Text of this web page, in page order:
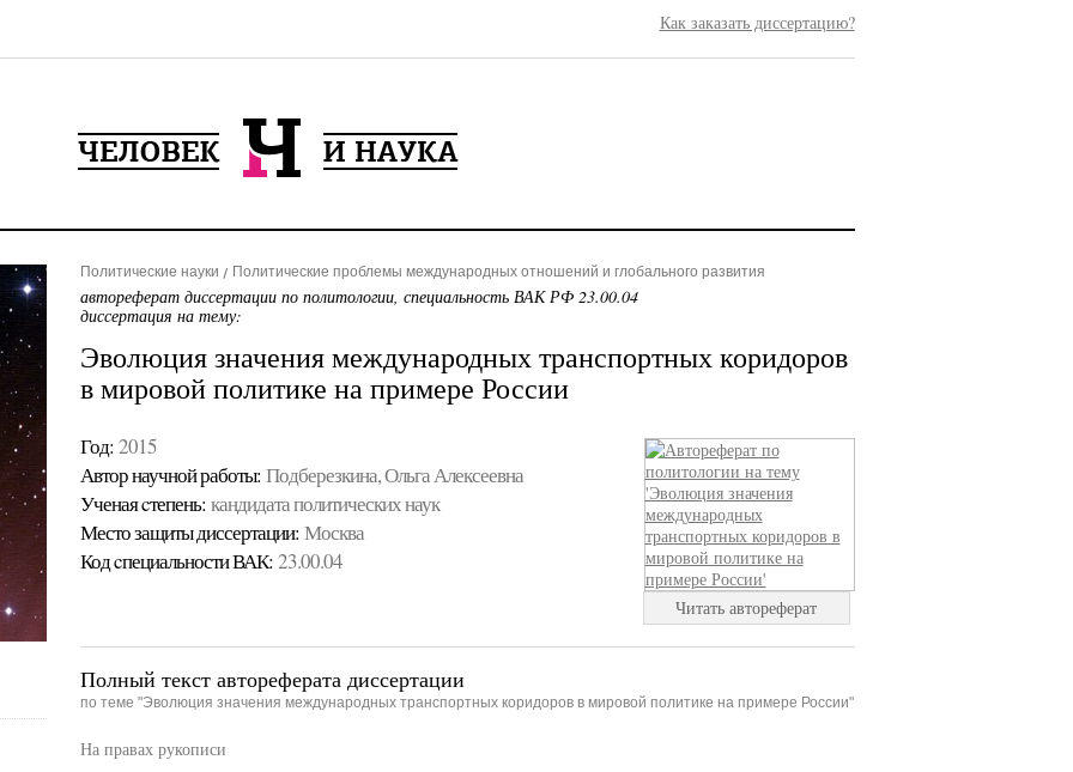
Как заказать диссертацию?
Политические науки Политические проблемы международных отношений и глобального развития
автореферат диссертации по политологии, специальность ВАК РФ 23.00.04
диссертация на тему:
Эволюция значения международных транспортных коридоров
в мировой политике на примере России
Год: 2015
Автор научной работы: Подберезкина, Ольга Алексеевна
Ученая cтепень: кандидата политических наук
Место защиты диссертации: Москва
Код cпециальности ВАК: 23.00.04
Читать автореферат
Полный текст автореферата диссертации
по теме "Эволюция значения международных транспортных коридоров в мировой политике на примере России"
На правах рукописи